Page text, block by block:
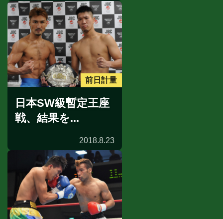
前日計量
日本SW級暫定王座
戦、結果を...
2018.8.23